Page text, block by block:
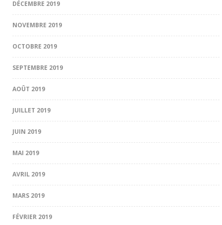
DÉCEMBRE 2019
NOVEMBRE 2019
OCTOBRE 2019
SEPTEMBRE 2019
AOÛT 2019
JUILLET 2019
JUIN 2019
MAI 2019
AVRIL 2019
MARS 2019
FÉVRIER 2019